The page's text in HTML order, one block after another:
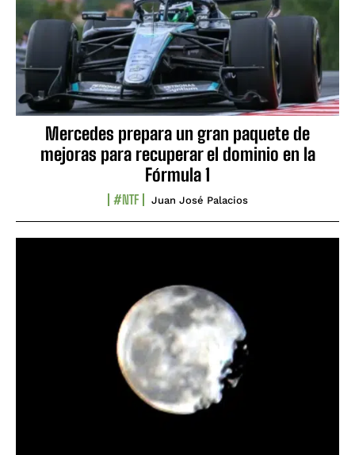
Mercedes prepara un gran paquete de
mejoras para recuperar el dominio en la
Fórmula 1
#NTF Juan José Palacios